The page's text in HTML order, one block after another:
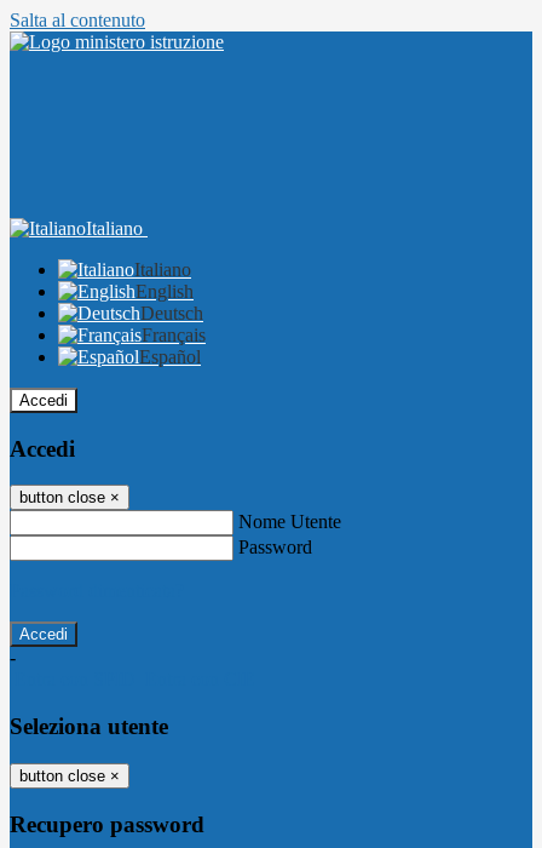
Salta al contenuto
Italiano
Italiano
English
Deutsch
Français
Español
Accedi
Accedi
button close ×
Nome Utente
Password
-
Seleziona utente
button close ×
Recupero password